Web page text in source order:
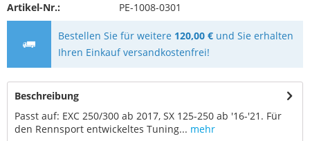
Artikel-Nr.: PE-1008-0301
Bestellen Sie für weitere 120,00 € und Sie erhalten
Ihren Einkauf versandkostenfrei!
Beschreibung
Passt auf: EXC 250/300 ab 2017, SX 125-250 ab '16-'21. Für
den Rennsport entwickeltes Tuning... mehr